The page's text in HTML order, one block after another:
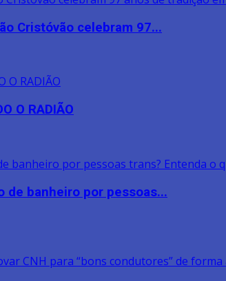
Cristóvão celebram 97...
O RADIÃO
de banheiro por pessoas...